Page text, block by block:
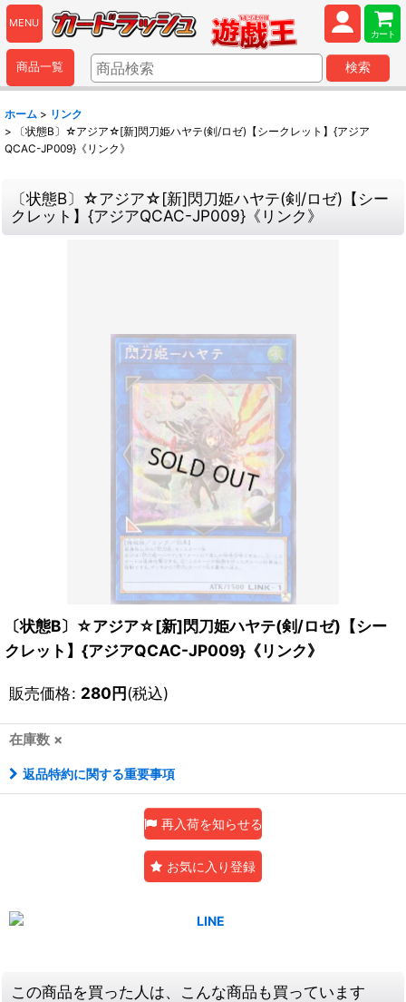
MENU
カート
商品一覧 検索
ホーム > リンク
>
〔状態B〕☆アジア☆[新]閃刀姫ハヤテ(剣/ロゼ)【シークレット】{アジア
QCAC-JP009}《リンク》
〔状態B〕☆アジア☆[新]閃刀姫ハヤテ(剣/ロゼ)【シー
クレット】{アジアQCAC-JP009}《リンク》
〔状態B〕☆アジア☆[新]閃刀姫ハヤテ(剣/ロゼ)【シー
クレット】{アジアQCAC-JP009}《リンク》
販売価格: 280円(税込)
在庫数 ×
返品特約に関する重要事項
再入荷を知らせる
お気に入り登録
この商品を買った人は、こんな商品も買っています